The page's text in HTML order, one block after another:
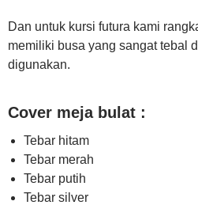
Dan untuk kursi futura kami
memiliki busa yang sangat tebal
digunakan.
Cover meja bulat :
Tebar hitam
Tebar merah
Tebar putih
Tebar silver